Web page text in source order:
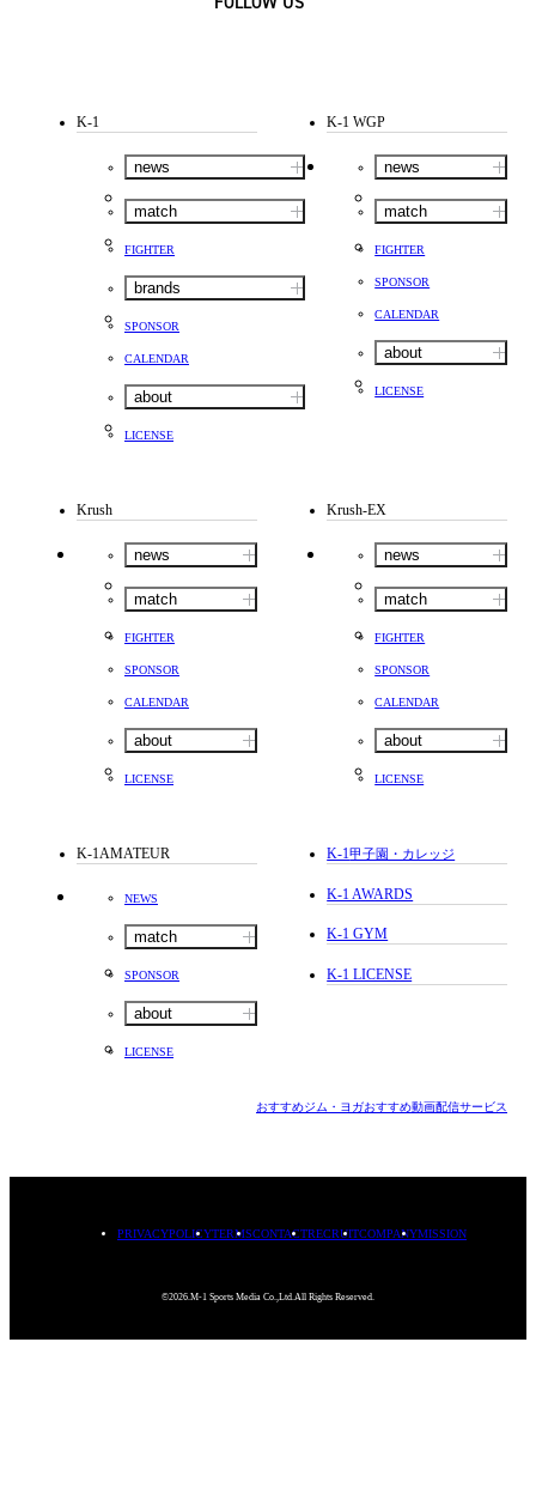
K-1
news
match
FIGHTER
brands
SPONSOR
CALENDAR
about
LICENSE
K-1 WGP
news
match
FIGHTER
SPONSOR
CALENDAR
about
LICENSE
Krush
news
match
FIGHTER
SPONSOR
CALENDAR
about
LICENSE
Krush-EX
news
match
FIGHTER
SPONSOR
CALENDAR
about
LICENSE
K-1AMATEUR
NEWS
match
SPONSOR
about
LICENSE
K-1甲子園・カレッジ
K-1 AWARDS
K-1 GYM
K-1 LICENSE
おすすめジム・ヨガおすすめ動画配信サービス
PRIVACYPOLICYTERMSCONTACTRECRUITCOMPANYMISSION
©2026.M-1 Sports Media Co.,Ltd.All Rights Reserved.